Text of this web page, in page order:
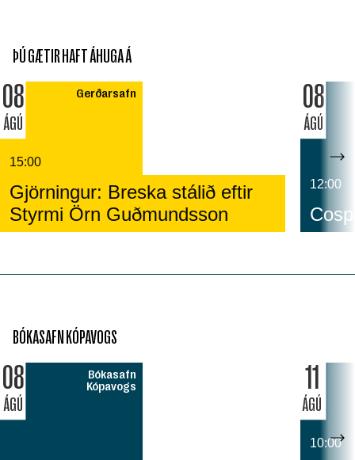
ÞÚ GÆTIR HAFT ÁHUGA Á
08
ÁGÚ
Gerðarsafn
15:00
Gjörningur: Breska stálið eftir
Styrmi Örn Guðmundsson
08
ÁGÚ
12:00
BÓKASAFN KÓPAVOGS
08
ÁGÚ
Bókasafn
Kópavogs
11
ÁGÚ
10:00